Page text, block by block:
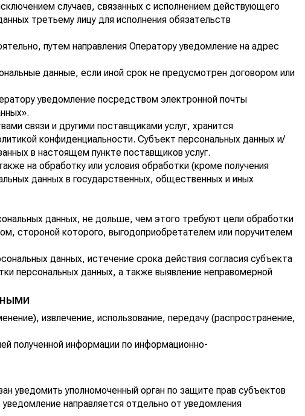
случаев, связанных с исполнением действующего
третьему лицу для исполнения обязательств
путем направления Оператору уведомление на адрес
данные, если иной срок не предусмотрен договором или
уведомление посредством электронной почты
связи и другими поставщиками услуг, хранится
конфиденциальности. Субъект персональных данных и/
в настоящем пункте поставщиков услуг.
на обработку или условия обработки (кроме получения
данных в государственных, общественных и иных
данных, не дольше, чем этого требуют цели обработки
стороной которого, выгодоприобретателем или поручителем
данных, истечение срока действия согласия субъекта
персональных данных, а также выявление неправомерной
извлечение, использование, передачу (распространение,
полученной информации по информационно-
уведомить уполномоченный орган по защите прав субъектов
направляется отдельно от уведомления